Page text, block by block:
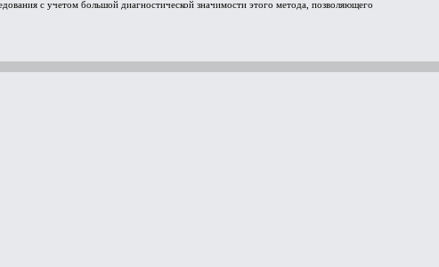
с учетом большой диагностической значимости этого метода, позволяющего